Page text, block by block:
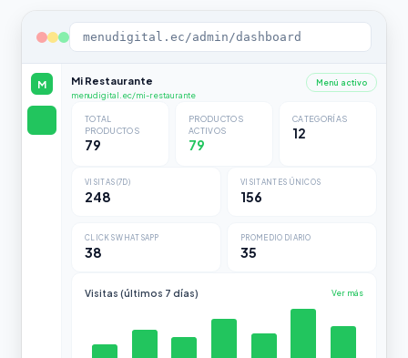
menudigital.ec/admin/dashboard
M Mi Restaurante
menudigital.ec/mi-restaurante
Menú activo
TOTAL
PRODUCTOS
79
PRODUCTOS
ACTIVOS
79
CATEGORÍAS
12
VISITAS (7D)
248
VISITANTES ÚNICOS
156
CLICKS WHATSAPP
38
PROMEDIO DIARIO
35
Visitas (últimos 7 días) Ver más